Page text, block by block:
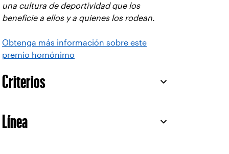
una cultura de deportividad que los
beneficie a ellos y a quienes los rodean.
Obtenga más información sobre este
premio homónimo
Criterios
Línea